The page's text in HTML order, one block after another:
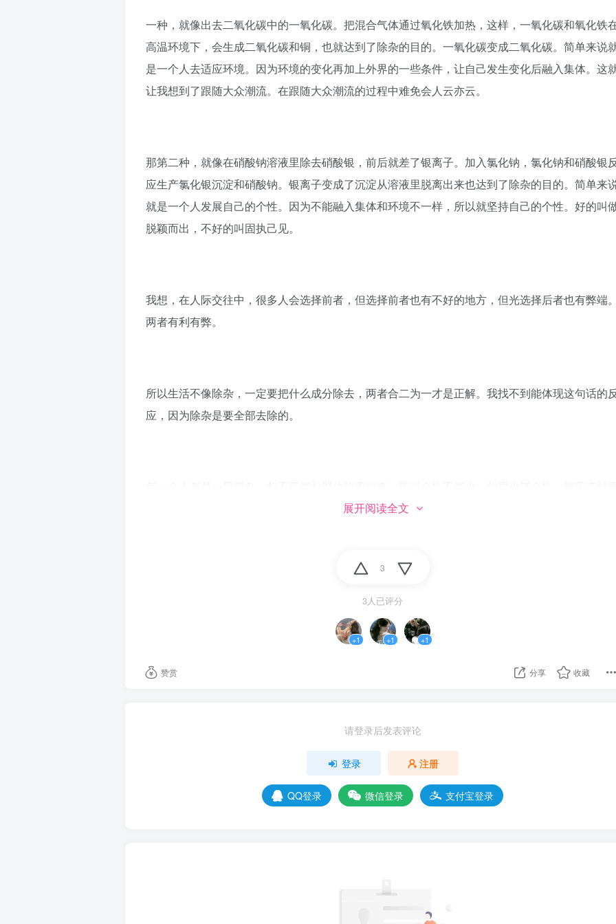
一种，就像出去二氧化碳中的一氧化碳。把混合气体通过氧化铁加热，这样，一氧化碳和氧化铁
高温环境下，会生成二氧化碳和铜，也就达到了除杂的目的。一氧化碳变成二氧化碳。简单来说
是一个人去适应环境。因为环境的变化再加上外界的一些条件，让自己发生变化后融入集体。这
让我想到了跟随大众潮流。在跟随大众潮流的过程中难免会人云亦云。
那第二种，就像在硝酸钠溶液里除去硝酸银，前后就差了银离子。加入氯化钠，氯化钠和硝酸银
应生产氯化银沉淀和硝酸钠。银离子变成了沉淀从溶液里脱离出来也达到了除杂的目的。简单来
就是一个人发展自己的个性。因为不能融入集体和环境不一样，所以就坚持自己的个性。好的叫
脱颖而出，不好的叫固执己见。
我想，在人际交往中，很多人会选择前者，但选择前者也有不好的地方，但光选择后者也有弊端
两者有利有弊。
所以生活不像除杂，一定要把什么成分除去，两者合二为一才是正解。我找不到能体现这句话的
应，因为除杂是要全部去除的。
把改变留在未来，把个性留在清醒。
展开阅读全文
3
3人已评分
+1 +1 +1
赞赏 分享 收藏
请登录后发表评论
登录 注册
QQ登录 微信登录 支付宝登录